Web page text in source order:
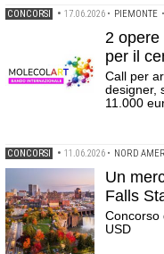
CONCORSI • 17.06.2026 • PIEMONTE •
2 opere
per il
Call per
designer,
11.000
CONCORSI • 11.06.2026 • NORD
Un
Falls
Concorso
USD